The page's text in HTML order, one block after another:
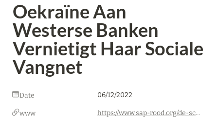
Oekraïne Aan
Westerse Banken
Vernietigt Haar Sociale
Vangnet
Date 06/12/2022
www https://www.sap-rood.org/de-schuld-van-oekraine-aan-westerse-banken-vernietigt-haar-sociale-vangnet/